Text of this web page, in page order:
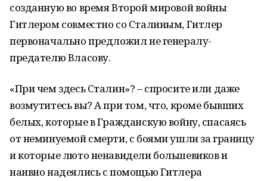
созданную во время Второй мировой войны
Гитлером совместно со Сталиным, Гитлер
первоначально предложил не генералу-
предателю Власову.
«При чем здесь Сталин»? – спросите или даже
возмутитесь вы? А при том, что, кроме бывших
белых, которые в Гражданскую войну, спасаясь
от неминуемой смерти, с боями ушли за границу
и которые люто ненавидели большевиков и
наивно надеялись с помощью Гитлера